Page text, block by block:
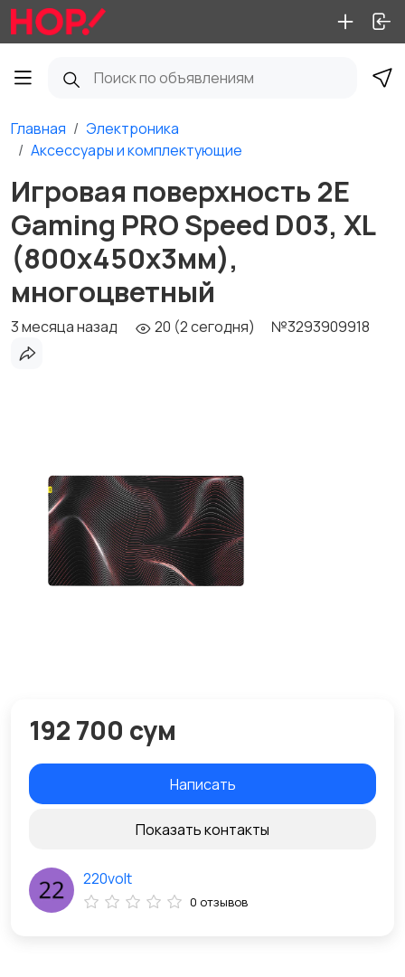
Главная
Электроника
Аксессуары и комплектующие
Игровая поверхность 2E
Gaming PRO Speed D03, XL
(800x450x3мм),
многоцветный
3 месяца назад 20 (2 сегодня) №3293909918
192 700 сум
Написать
Показать контакты
220volt
0 отзывов